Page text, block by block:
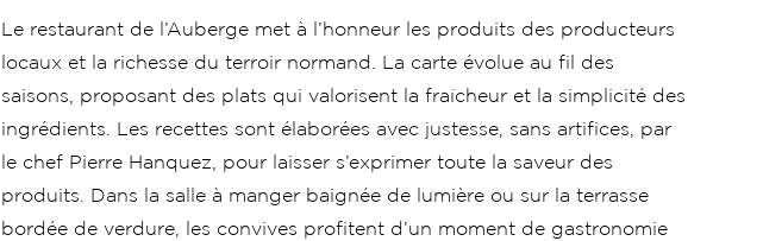
Le restaurant de l’Auberge met à l’honneur les produits des producteurs
locaux et la richesse du terroir normand. La carte évolue au fil des
saisons, proposant des plats qui valorisent la fraîcheur et la simplicité des
ingrédients. Les recettes sont élaborées avec justesse, sans artifices, par
le chef Pierre Hanquez, pour laisser s’exprimer toute la saveur des
produits. Dans la salle à manger baignée de lumière ou sur la terrasse
bordée de verdure, les convives profitent d’un moment de gastronomie